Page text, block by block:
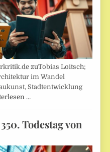
zuTobias Loitsch;
im Wandel
Stadtentwicklung
…
Todestag von